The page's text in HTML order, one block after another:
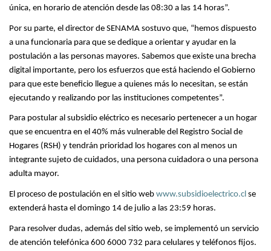
única, en horario de atención desde las 08:30 a las 14 horas”.
Por su parte, el director de SENAMA sostuvo que, “hemos dispuesto
a una funcionaria para que se dedique a orientar y ayudar en la
postulación a las personas mayores. Sabemos que existe una brecha
digital importante, pero los esfuerzos que está haciendo el Gobierno
para que este beneficio llegue a quienes más lo necesitan, se están
ejecutando y realizando por las instituciones competentes”.
Para postular al subsidio eléctrico es necesario pertenecer a un hogar
que se encuentra en el 40% más vulnerable del Registro Social de
Hogares (RSH) y tendrán prioridad los hogares con al menos un
integrante sujeto de cuidados, una persona cuidadora o una persona
adulta mayor.
El proceso de postulación en el sitio web www.subsidioelectrico.cl se
extenderá hasta el domingo 14 de julio a las 23:59 horas.
Para resolver dudas, además del sitio web, se implementó un servicio
de atención telefónica 600 6000 732 para celulares y teléfonos fijos.